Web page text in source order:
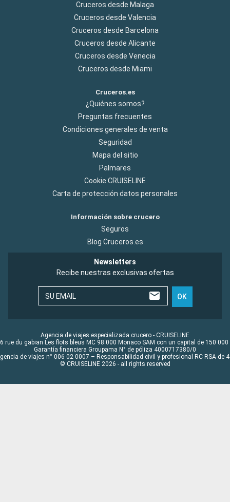
Cruceros desde Malaga
Cruceros desde Valencia
Cruceros desde Barcelona
Cruceros desde Alicante
Cruceros desde Venecia
Cruceros desde Miami
Cruceros.es
¿Quiénes somos?
Preguntas frecuentes
Condiciones generales de venta
Seguridad
Mapa del sitio
Palmares
Cookie CRUISELINE
Carta de protección datos personales
Información sobre crucero
Seguros
Blog Cruceros.es
Newsletters
Recibe nuestras exclusivas ofertas
SU EMAIL OK
Agencia de viajes especializada crucero - CRUISELINE
rue du gabian Les flots bleus MC 98 000 Monaco SAM con un capital de 150 000
Garantía financiera Groupama N° de póliza 4000717380/0
de viajes n° 006 02 0007 – Responsabilidad civil y profesional RC RSA de
© CRUISELINE 2026 - all rights reserved